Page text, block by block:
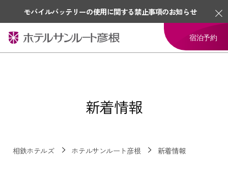
モバイルバッテリーの使用に関する禁止事項のお知らせ
宿泊予約
新着情報
相鉄ホテルズ ホテルサンルート彦根 新着情報